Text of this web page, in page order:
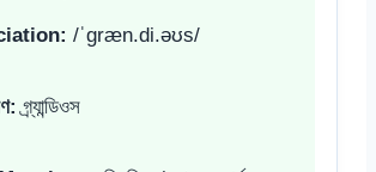
/ˈɡræn.di.əʊs/
গ্র্যান্ডিওস